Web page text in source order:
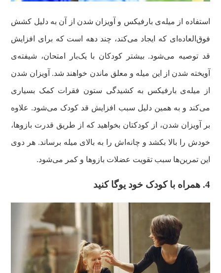
استفاده از میله‌ی بارفیکس و آویزان شدن از آن به دلیل کشش
فوق‌العاده‌ای که ایجاد می‌کند، چند دهه است که برای افزایش
قد توصیه می‌شود. بیشتر کودکان با یک‌بار امتحان، شیفته‌ی
آویخته شدن از این میله و معلق ماندن خواهند شد. آویزان شدن
از میله‌ی بارفیکس به کشیدگی ستون فقرات کمک بسیاری
می‌کند و به همین دلیل سبب افزایش قد کودک می‌شود. علاوه
بر آویزان شدن، از کودکتان بخواهید که از طریق قدرت بازوها،
خودش را بالا بکشد و چانه‌اش را به بالای میله برساند. هر دوی
این تمرین‌ها سبب تقویت عضلات بازوها و کمر می‌شود.
4. همراه با کودک خود یوگا کنید